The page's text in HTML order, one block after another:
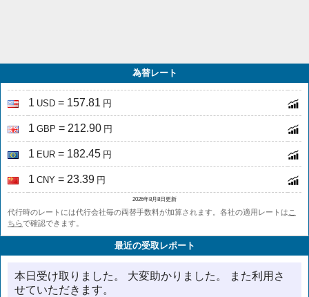
為替レート
1 USD = 157.81 円
1 GBP = 212.90 円
1 EUR = 182.45 円
1 CNY = 23.39 円
2026年8月8日更新
代行時のレートには代行会社毎の両替手数料が加算されます。各社の適用レートはこ
ちらで確認できます。
最近の受取レポート
本日受け取りました。 大変助かりました。 また利用さ
せていただきます。